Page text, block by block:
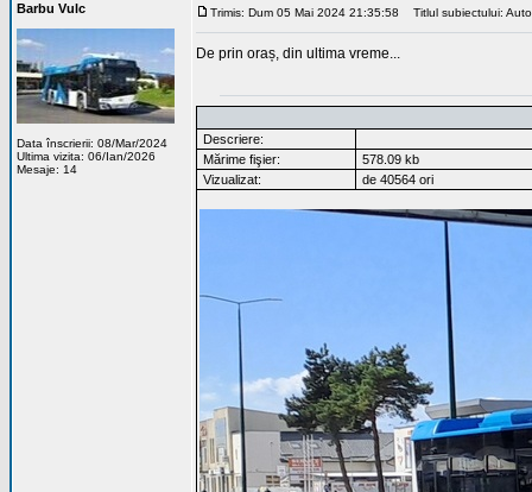
Barbu Vulc
Data înscrierii: 08/Mar/2024
Ultima vizita: 06/Ian/2026
Mesaje: 14
Trimis: Dum 05 Mai 2024 21:35:58 Titlul subiectului:
De prin oraș, din ultima vreme...
Descriere:
Mărime fişier:
578.09 kb
Vizualizat:
de 40564 ori